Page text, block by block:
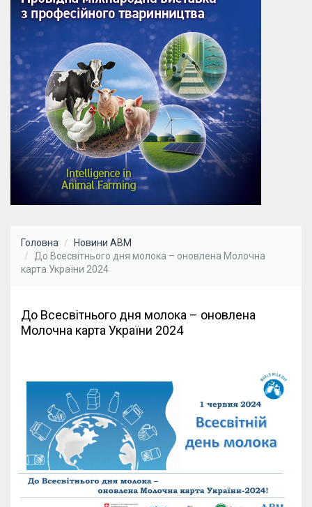
Головна
Новини АВМ
До Всесвітнього дня молока – оновлена Молочна
карта України 2024
До Всесвітнього дня молока – оновлена
Молочна карта України 2024